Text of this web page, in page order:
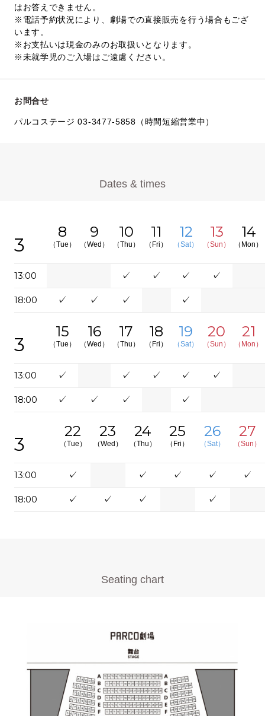
はお答えできません。
※電話予約状況により、劇場での直接販売を行う場合もござ
います。
※お支払いは現金のみのお取扱いとなります。
※未就学児のご入場はご遠慮ください。
お問合せ
パルコステージ 03-3477-5858（時間短縮営業中）
Dates & times
3
8
（Tue）
9
（Wed）
10
（Thu）
11
（Fri）
12
（Sat）
13
（Sun）
14
（Mon）
13:00 ✓ ✓ ✓ ✓
18:00 ✓ ✓ ✓ ✓
3
15
（Tue）
16
（Wed）
17
（Thu）
18
（Fri）
19
（Sat）
20
（Sun）
21
（Mon）
13:00 ✓ ✓ ✓ ✓ ✓
18:00 ✓ ✓ ✓ ✓
3
22
（Tue）
23
（Wed）
24
（Thu）
25
（Fri）
26
（Sat）
27
（Sun）
13:00 ✓ ✓ ✓ ✓ ✓
18:00 ✓ ✓ ✓ ✓
Seating chart